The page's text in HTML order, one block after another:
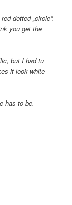
dotted „circle“.
you get the
but I had tu
it look white
has to be.